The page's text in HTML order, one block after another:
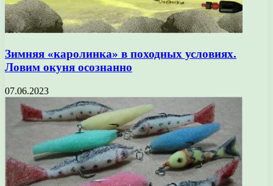
Зимняя «каролинка» в походных условиях.
Ловим окуня осознанно
07.06.2023